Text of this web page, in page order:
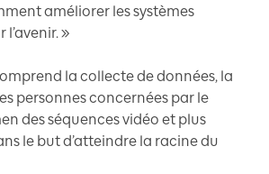
améliorer les systèmes
»
la collecte de données, la
personnes concernées par le
des séquences vidéo et plus
le but d’atteindre la racine du